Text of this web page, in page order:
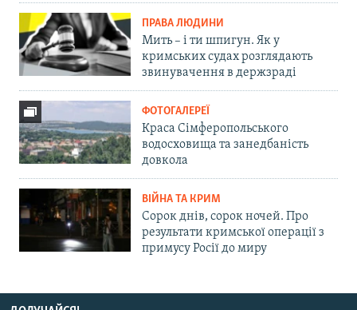
ПРАВА ЛЮДИНИ
Мить – і ти шпигун. Як у
кримських судах розглядають
звинувачення в держзраді
ФОТОГАЛЕРЕЇ
Краса Сімферопольського
водосховища та занедбаність
довкола
ВІЙНА ТА КРИМ
Сорок днів, сорок ночей. Про
результати кримської операції з
примусу Росії до миру